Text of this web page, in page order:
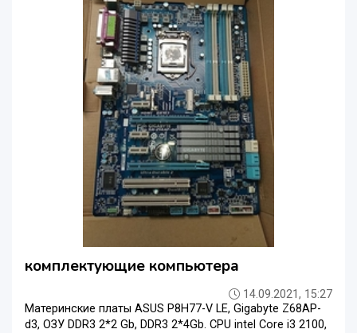
комплектующие компьютера
14.09.2021, 15:27
Материнские платы ASUS P8H77-V LE, Gigabyte Z68AP-
d3, ОЗУ DDR3 2*2 Gb, DDR3 2*4Gb. CPU intel Core i3 2100,